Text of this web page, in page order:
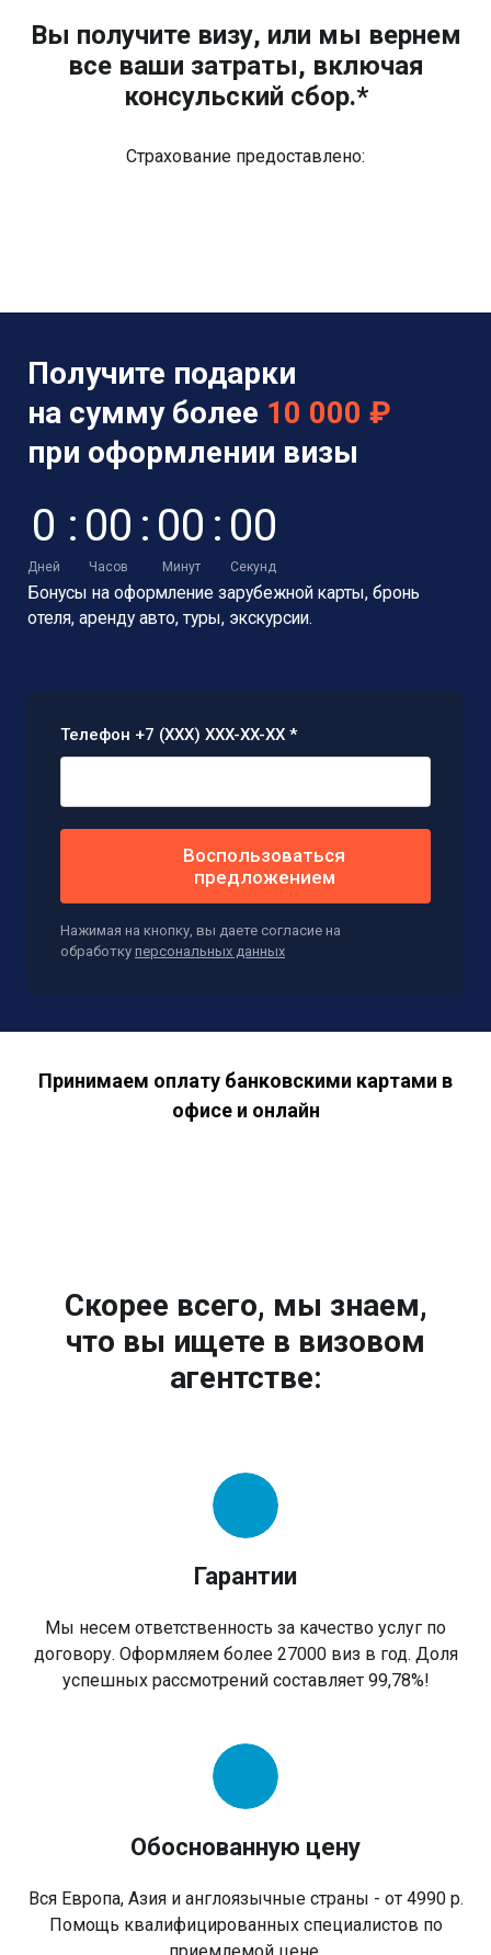
Вы получите визу, или мы вернем
все ваши затраты, включая
консульский сбор.*
Страхование предоставлено:
Получите подарки
на сумму более 10 000 ₽
при оформлении визы
0
Дней
: 00
Часов
: 00
Минут
: 00
Секунд
Бонусы на оформление зарубежной карты, бронь
отеля, аренду авто, туры, экскурсии.
Телефон +7 (XXX) XXX-XX-XX *
Воспользоваться
предложением
Нажимая на кнопку, вы даете согласие на
обработку персональных данных
Принимаем оплату банковскими картами в
офисе и онлайн
Скорее всего, мы знаем,
что вы ищете в визовом
агентстве:
Гарантии
Мы несем ответственность за качество услуг по
договору. Оформляем более 27000 виз в год. Доля
успешных рассмотрений составляет 99,78%!
Обоснованную цену
Вся Европа, Азия и англоязычные страны - от 4990 р.
Помощь квалифицированных специалистов по